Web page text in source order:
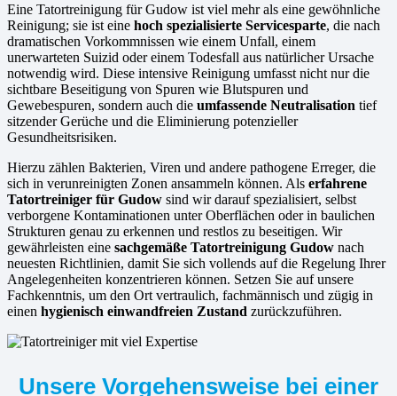
Eine Tatortreinigung für Gudow ist viel mehr als eine gewöhnliche
Reinigung; sie ist eine hoch spezialisierte Servicesparte, die nach
dramatischen Vorkommnissen wie einem Unfall, einem
unerwarteten Suizid oder einem Todesfall aus natürlicher Ursache
notwendig wird. Diese intensive Reinigung umfasst nicht nur die
sichtbare Beseitigung von Spuren wie Blutspuren und
Gewebespuren, sondern auch die umfassende Neutralisation tief
sitzender Gerüche und die Eliminierung potenzieller
Gesundheitsrisiken.
Hierzu zählen Bakterien, Viren und andere pathogene Erreger, die
sich in verunreinigten Zonen ansammeln können. Als erfahrene
Tatortreiniger für Gudow sind wir darauf spezialisiert, selbst
verborgene Kontaminationen unter Oberflächen oder in baulichen
Strukturen genau zu erkennen und restlos zu beseitigen. Wir
gewährleisten eine sachgemäße Tatortreinigung Gudow nach
neuesten Richtlinien, damit Sie sich vollends auf die Regelung Ihrer
Angelegenheiten konzentrieren können. Setzen Sie auf unsere
Fachkenntnis, um den Ort vertraulich, fachmännisch und zügig in
einen hygienisch einwandfreien Zustand zurückzuführen.
Unsere Vorgehensweise bei einer